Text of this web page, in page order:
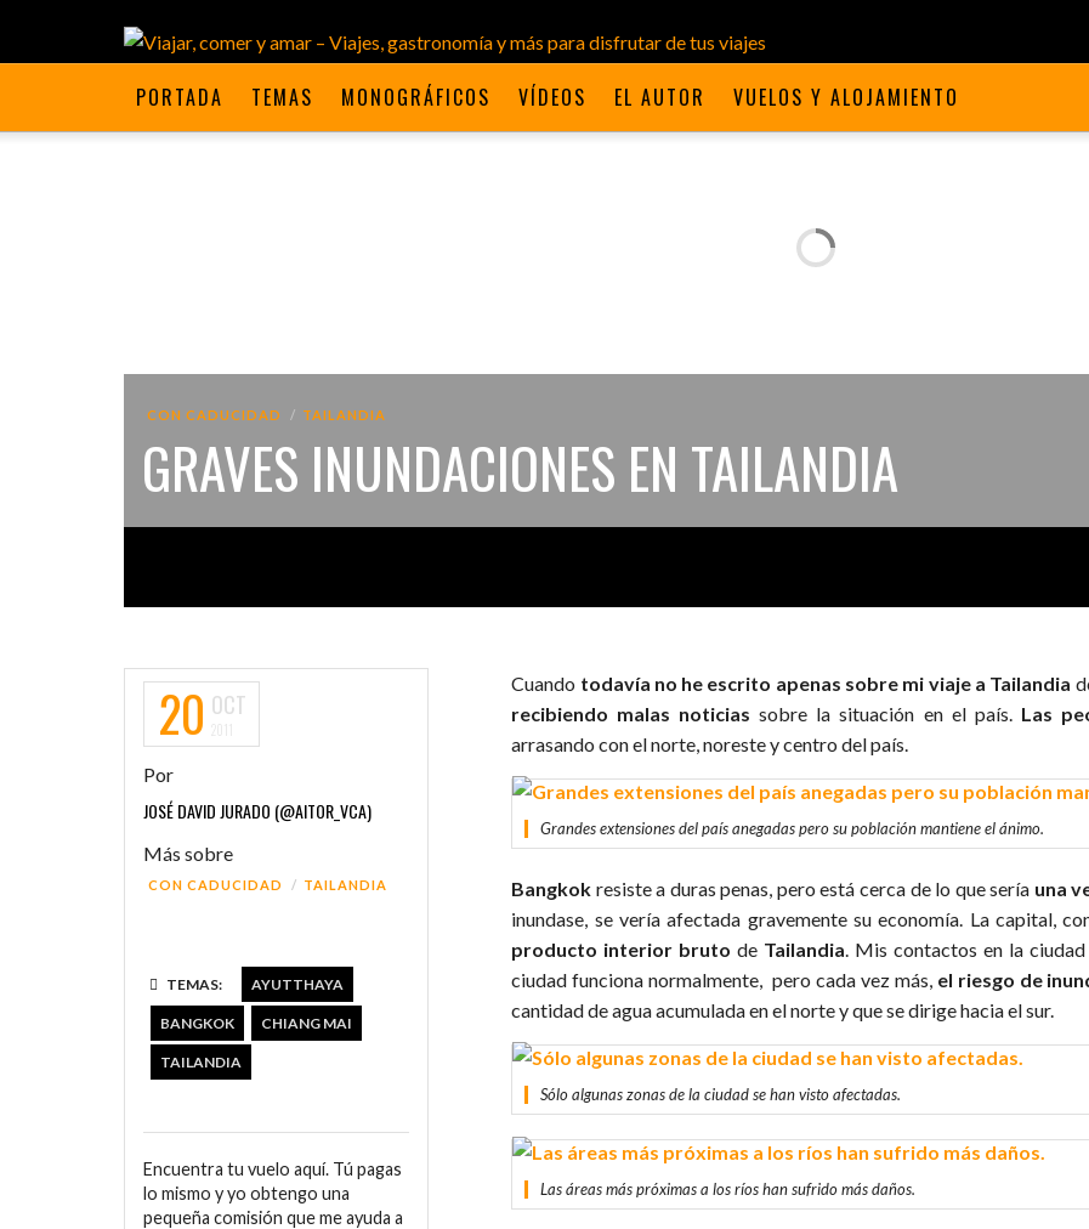
PORTADA TEMAS MONOGRÁFICOS VÍDEOS EL AUTOR VUELOS Y ALOJAMIENTO
CON CADUCIDAD TAILANDIA
GRAVES INUNDACIONES EN TAILANDIA
Cuando todavía no he escrito apenas sobre mi viaje a Tailandia
recibiendo malas noticias sobre la situación en el país. Las
arrasando con el norte, noreste y centro del país.
Grandes extensiones del país anegadas pero su población mantiene el ánimo.
Bangkok resiste a duras penas, pero está cerca de lo que sería una
inundase, se vería afectada gravemente su economía. La capital,
producto interior bruto de Tailandia. Mis contactos en la
ciudad funciona normalmente, pero cada vez más, el riesgo de
cantidad de agua acumulada en el norte y que se dirige hacia el sur.
Sólo algunas zonas de la ciudad se han visto afectadas.
Las áreas más próximas a los ríos han sufrido más daños.
20 OCT
Por
JOSÉ DAVID JURADO (@AITOR_VCA)
Más sobre
CON CADUCIDAD TAILANDIA
TEMAS: AYUTTHAYA
BANGKOK CHIANG MAI
TAILANDIA
Encuentra tu vuelo aquí. Tú pagas
lo mismo y yo obtengo una
pequeña comisión que me ayuda a